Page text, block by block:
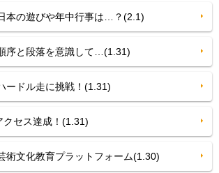
の遊びや年中行事は…？(2.1)
と段落を意識して…(1.31)
ドル走に挑戦！(1.31)
セス達成！(1.31)
文化教育プラットフォーム(1.30)